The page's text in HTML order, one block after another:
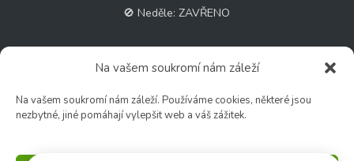
Na vašem soukromí nám záleží
Na vašem soukromí nám záleží. Používáme cookies, některé jsou
nezbytné, jiné pomáhají vylepšit web a váš zážitek.
🚫 Neděle: ZAVŘENO
🕑 Ut – Pá: 9:00 - 12:00 │ 13:00 - 17:00
🕑 So: 9:00 – 15:00
🚫 Ne - Po: ZAVŘENO